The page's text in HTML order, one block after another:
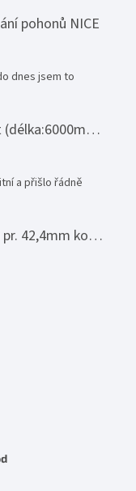
pohonů NICE
dnes jsem to
Nerezové zábradlí - set (délka:6000mm x výška:1000mm)
a přišlo řádně
Madlo z nerezové oceli pr. 42,4mm komplet - model 0116 - 3000mm